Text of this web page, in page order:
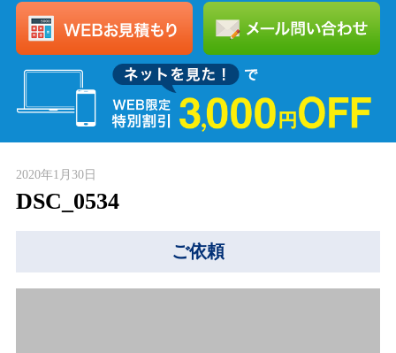
2020年1月30日
DSC_0534
ご依頼